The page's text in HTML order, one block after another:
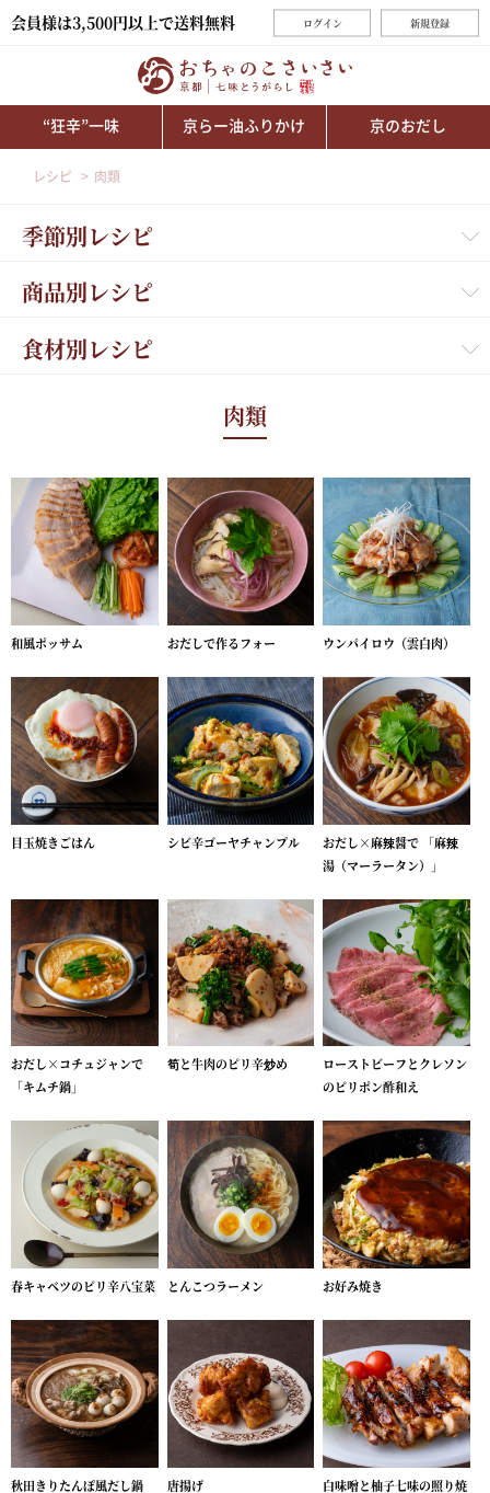
会員様は3,500円以上で送料無料 ログイン 新規登録
“狂辛”一味 京らー油ふりかけ 京のおだし
レシピ 肉類
季節別レシピ
商品別レシピ
食材別レシピ
肉類
和風ポッサム おだしで作るフォー ウンパイロウ（雲白肉）
目玉焼きごはん シビ辛ゴーヤチャンプル
おだし×麻辣醤で 「麻辣
湯（マーラータン）」
おだし×コチュジャンで
「キムチ鍋」
筍と牛肉のピリ辛炒め
ローストビーフとクレソン
のピリポン酢和え
春キャベツのピリ辛八宝菜 とんこつラーメン お好み焼き
秋田きりたんぽ風だし鍋 唐揚げ
白味噌と柚子七味の照り焼